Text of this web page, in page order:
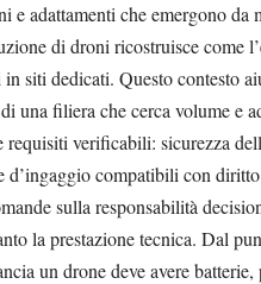
e adattamenti che emergono
di droni ricostruisce come
siti dedicati. Questo contesto
una filiera che cerca volume e
verificabili: sicurezza
d’ingaggio compatibili con
sulla responsabilità
la prestazione tecnica. Dal
un drone deve avere